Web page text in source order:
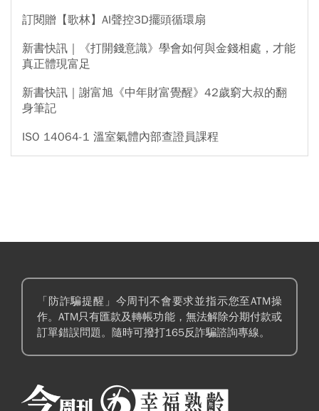
訂閱贈【歌林】AI聲控3D擺頭循環扇
新書快訊｜《打開錢意識》學會如何與金錢相處，才能
真正體現富足
新書快訊｜謝富旭《中年財富覺醒》42歲窮大叔的翻
身筆記
ISO 14064-1 溫室氣體內部查證員課程
「防詐騙提醒」今周刊不會要求並指示您至ATM操
作。ATM只有匯款及轉帳功能，無法解除分期付款或
訂單錯誤問題。隨時可撥打165反詐騙諮詢專線。